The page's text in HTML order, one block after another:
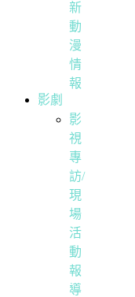
新
動
漫
情
報
影劇
影
視
專
訪/
現
場
活
動
報
導